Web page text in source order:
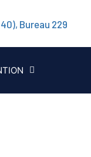
Bureau 229